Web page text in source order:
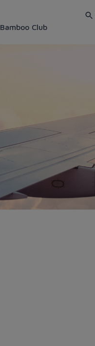
Bamboo Club